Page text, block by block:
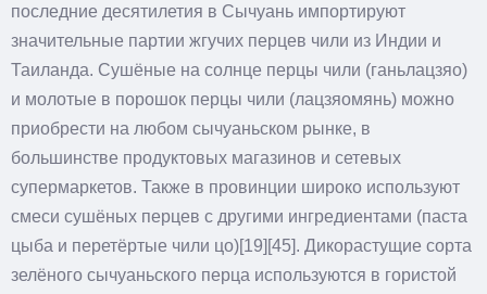
последние десятилетия в Сычуань импортируют
значительные партии жгучих перцев чили из Индии и
Таиланда. Сушёные на солнце перцы чили (ганьлацзяо)
и молотые в порошок перцы чили (лацзяомянь) можно
приобрести на любом сычуаньском рынке, в
большинстве продуктовых магазинов и сетевых
супермаркетов. Также в провинции широко используют
смеси сушёных перцев с другими ингредиентами (паста
цыба и перетёртые чили цо)[19][45]. Дикорастущие сорта
зелёного сычуаньского перца используются в гористой